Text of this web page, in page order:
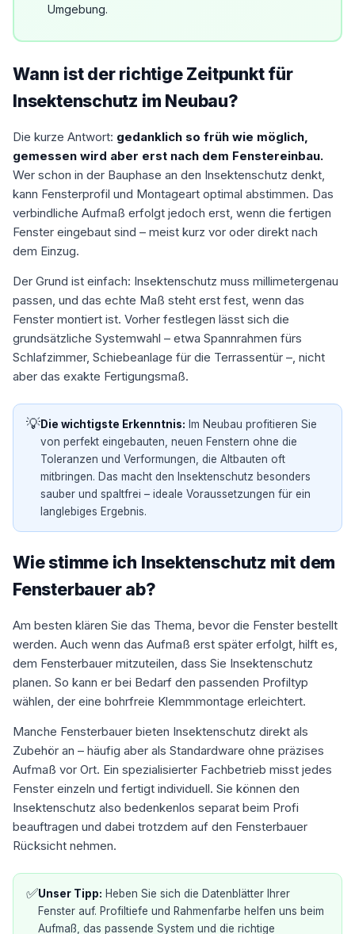
Umgebung.
Wann ist der richtige Zeitpunkt für
Insektenschutz im Neubau?
Die kurze Antwort: gedanklich so früh wie möglich,
gemessen wird aber erst nach dem Fenstereinbau.
Wer schon in der Bauphase an den Insektenschutz denkt,
kann Fensterprofil und Montageart optimal abstimmen. Das
verbindliche Aufmaß erfolgt jedoch erst, wenn die fertigen
Fenster eingebaut sind – meist kurz vor oder direkt nach
dem Einzug.
Der Grund ist einfach: Insektenschutz muss millimetergenau
passen, und das echte Maß steht erst fest, wenn das
Fenster montiert ist. Vorher festlegen lässt sich die
grundsätzliche Systemwahl – etwa Spannrahmen fürs
Schlafzimmer, Schiebeanlage für die Terrassentür –, nicht
aber das exakte Fertigungsmaß.
💡Die wichtigste Erkenntnis: Im Neubau profitieren Sie
von perfekt eingebauten, neuen Fenstern ohne die
Toleranzen und Verformungen, die Altbauten oft
mitbringen. Das macht den Insektenschutz besonders
sauber und spaltfrei – ideale Voraussetzungen für ein
langlebiges Ergebnis.
Wie stimme ich Insektenschutz mit dem
Fensterbauer ab?
Am besten klären Sie das Thema, bevor die Fenster bestellt
werden. Auch wenn das Aufmaß erst später erfolgt, hilft es,
dem Fensterbauer mitzuteilen, dass Sie Insektenschutz
planen. So kann er bei Bedarf den passenden Profiltyp
wählen, der eine bohrfreie Klemmmontage erleichtert.
Manche Fensterbauer bieten Insektenschutz direkt als
Zubehör an – häufig aber als Standardware ohne präzises
Aufmaß vor Ort. Ein spezialisierter Fachbetrieb misst jedes
Fenster einzeln und fertigt individuell. Sie können den
Insektenschutz also bedenkenlos separat beim Profi
beauftragen und dabei trotzdem auf den Fensterbauer
Rücksicht nehmen.
✅Unser Tipp: Heben Sie sich die Datenblätter Ihrer
Fenster auf. Profiltiefe und Rahmenfarbe helfen uns beim
Aufmaß, das passende System und die richtige